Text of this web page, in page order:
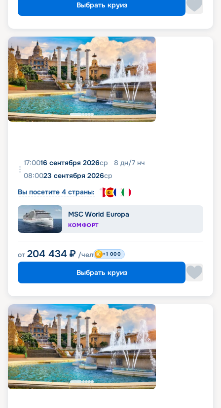
Выбрать круиз
17:0016 сентября 2026ср 8 дн/7 нч
08:0023 сентября 2026ср
Вы посетите 4 страны:
MSC World Europa
КОМФОРТ
от 204 434 ₽ /чел +1 000
Выбрать круиз